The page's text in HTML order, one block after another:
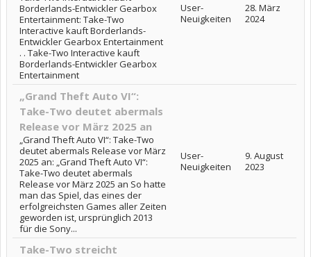
Borderlands-Entwickler Gearbox
Entertainment: Take-Two
Interactive kauft Borderlands-
Entwickler Gearbox Entertainment
. . Take-Two Interactive kauft
Borderlands-Entwickler Gearbox
Entertainment
User-
Neuigkeiten
28. März
2024
„Grand Theft Auto VI“:
Take-Two deutet abermals
Release vor März 2025 an
„Grand Theft Auto VI“: Take-Two
deutet abermals Release vor März
2025 an: „Grand Theft Auto VI“:
Take-Two deutet abermals
Release vor März 2025 an So hatte
man das Spiel, das eines der
erfolgreichsten Games aller Zeiten
geworden ist, ursprünglich 2013
für die Sony...
User-
Neuigkeiten
9. August
2023
Take-Two streicht